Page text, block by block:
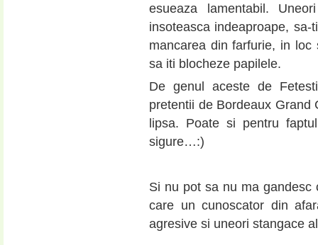
esueaza lamentabil.
insoteasca indeaproape,
mancarea din farfurie, in
sa iti blocheze papilele.
De genul aceste de
pretentii de Bordeaux Grand
lipsa. Poate si pentru
sigure…:)
Si nu pot sa nu ma gandesc
care un cunoscator din
agresive si uneori stangace